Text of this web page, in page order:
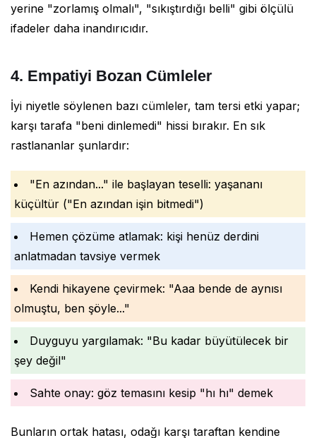
yerine "zorlamış olmalı", "sıkıştırdığı belli" gibi ölçülü
ifadeler daha inandırıcıdır.
4. Empatiyi Bozan Cümleler
İyi niyetle söylenen bazı cümleler, tam tersi etki yapar;
karşı tarafa "beni dinlemedi" hissi bırakır. En sık
rastlananlar şunlardır:
"En azından..." ile başlayan teselli: yaşananı
küçültür ("En azından işin bitmedi")
Hemen çözüme atlamak: kişi henüz derdini
anlatmadan tavsiye vermek
Kendi hikayene çevirmek: "Aaa bende de aynısı
olmuştu, ben şöyle..."
Duyguyu yargılamak: "Bu kadar büyütülecek bir
şey değil"
Sahte onay: göz temasını kesip "hı hı" demek
Bunların ortak hatası, odağı karşı taraftan kendine